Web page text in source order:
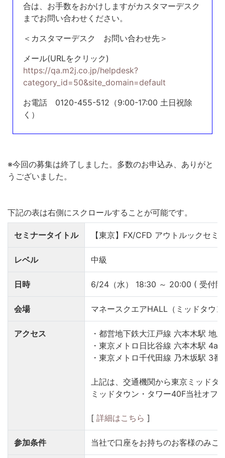
合は、お手数をおかけしますがカスタマーデスク
までお問い合わせください。
＜カスタマーデスク お問い合わせ先＞
メール(URLをクリック)
https://qa.m2j.co.jp/helpdesk?
category_id=50&site_domain=default
お電話 0120-455-512（9:00-17:00 土日祝除
く）
※今回の募集は終了しました。多数のお申込み、ありがと
うございました。
セミナータイトル 【東京】FX/CFD アウトルックセミ
レベル 中級
日時 6/24（水） 18:30 ～ 20:00 ( 受付
会場 マネースクエアHALL（ミッドタウ
アクセス
・都営地下鉄大江戸線 六本木駅 地
・東京メトロ日比谷線 六本木駅 4a
・東京メトロ千代田線 乃木坂駅 3
上記は、交通機関から東京ミッド
ミッドタウン・タワー40F当社オフ
[ 詳細はこちら ]
参加条件 当社で口座をお持ちのお客様のみご